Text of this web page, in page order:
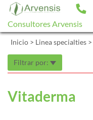
Consultores Arvensis
Inicio > Linea specialties >
Filtrar por:
Vitaderma